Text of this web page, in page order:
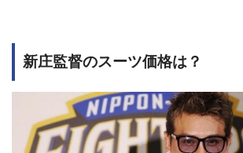
新庄監督のスーツ価格は？